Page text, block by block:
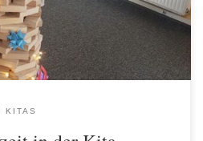
Die Kinderkommentare zu den […]
KITAS